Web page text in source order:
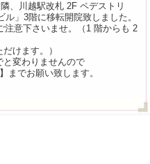
、川越駅改札 2F ペデストリ
」3階に移転開院致しました。
注意下さいませ。（1 階からも 2
けます。）
と変わりませんので
までお願い致します。